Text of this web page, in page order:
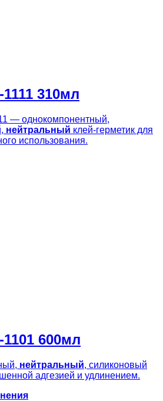
310мл
— однокомпонентный,
нейтральный клей-герметик для
использования.
1101 600мл
нейтральный, силиконовый
адгезией и удлинением.